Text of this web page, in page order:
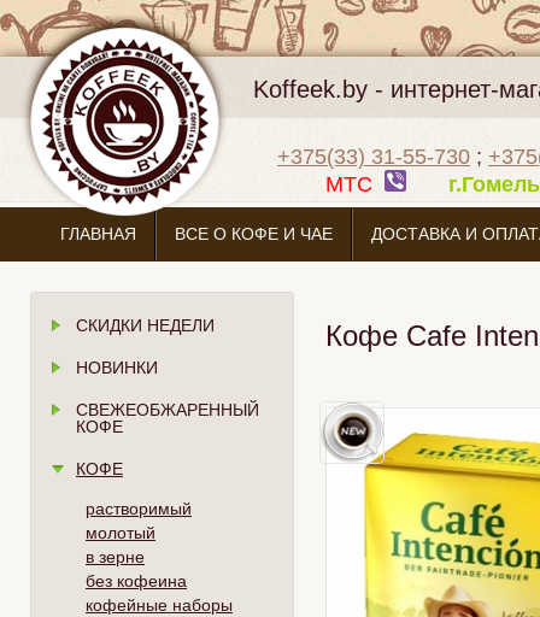
Koffeek.by - интернет-
+375(33) 31-55-730 ;
МТС
ГЛАВНАЯ ВСЕ О КОФЕ И ЧАЕ ДОСТАВКА И
СКИДКИ НЕДЕЛИ
НОВИНКИ
СВЕЖЕОБЖАРЕННЫЙ
КОФЕ
КОФЕ
растворимый
молотый
в зерне
без кофеина
кофейные наборы
Кофе Cafe